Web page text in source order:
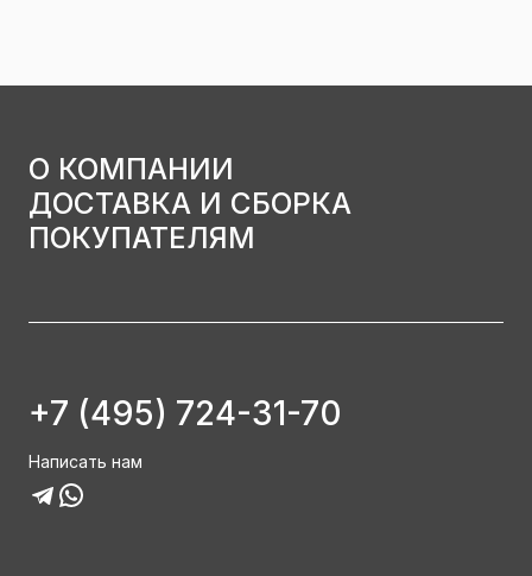
О КОМПАНИИ
ДОСТАВКА И СБОРКА
ПОКУПАТЕЛЯМ
+7 (495) 724-31-70
Написать нам